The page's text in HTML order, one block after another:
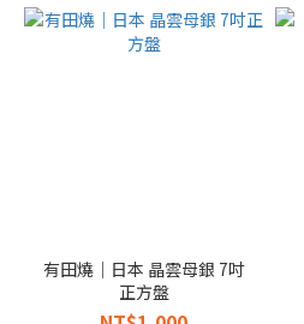
有田燒｜日本 晶雲母銀 7吋
正方盤